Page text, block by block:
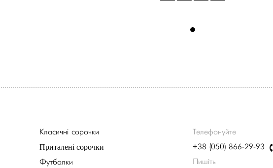
Класичні сорочки
Приталені сорочки
Футболки
Телефонуйте
+38 (050) 866-29-93
Пишіть